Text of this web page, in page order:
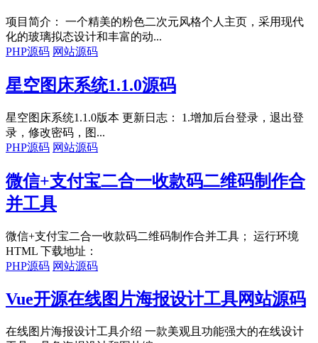
项目简介： 一个精美的粉色二次元风格个人主页，采用现代
化的玻璃拟态设计和丰富的动...
PHP源码 网站源码
星空图床系统1.1.0源码
星空图床系统1.1.0版本 更新日志： 1.增加后台登录，退出登
录，修改密码，图...
PHP源码 网站源码
微信+支付宝二合一收款码二维码制作合
并工具
微信+支付宝二合一收款码二维码制作合并工具； 运行环境
HTML 下载地址：
PHP源码 网站源码
Vue开源在线图片海报设计工具网站源码
在线图片海报设计工具介绍 一款美观且功能强大的在线设计